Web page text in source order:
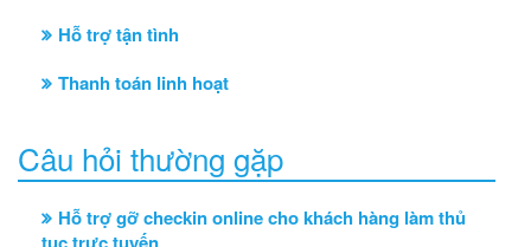
Hỗ trợ tận tình
Thanh toán linh hoạt
Câu hỏi thường gặp
Hỗ trợ gỡ checkin online cho khách hàng làm thủ